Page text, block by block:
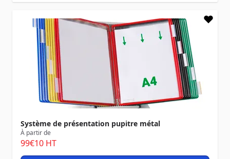
Système de présentation pupitre métal
À partir de
99€10 HT